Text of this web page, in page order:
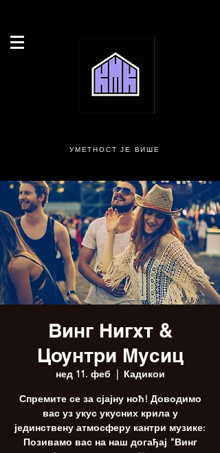
УМЕТНОСТ ЈЕ ВИШЕ
Винг Нигхт &
Цоунтри Мусиц
нед 11. феб
  |
Кадикои
Спремите се за сјајну ноћ! Доводимо
вас уз укус укусних крила у
јединствену атмосферу кантри музике:
Позивамо вас на наш догађај "Винг